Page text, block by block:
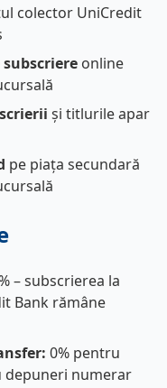
colector UniCredit
online
și titlurile apar
pe piața secundară
– subscrierea la
Bank rămâne
0% pentru
depuneri numerar